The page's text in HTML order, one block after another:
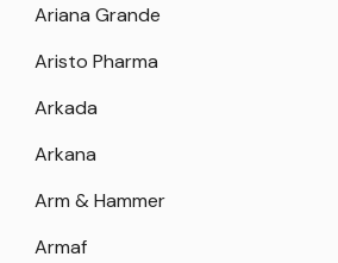
Ariana Grande
Aristo Pharma
Arkada
Arkana
Arm & Hammer
Armaf